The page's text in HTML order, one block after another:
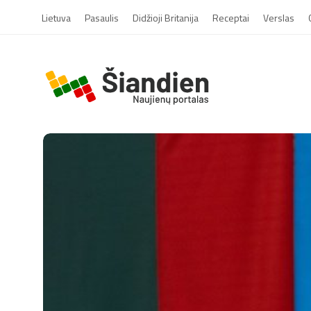
Lietuva Pasaulis Didžioji Britanija Receptai Verslas
S
a